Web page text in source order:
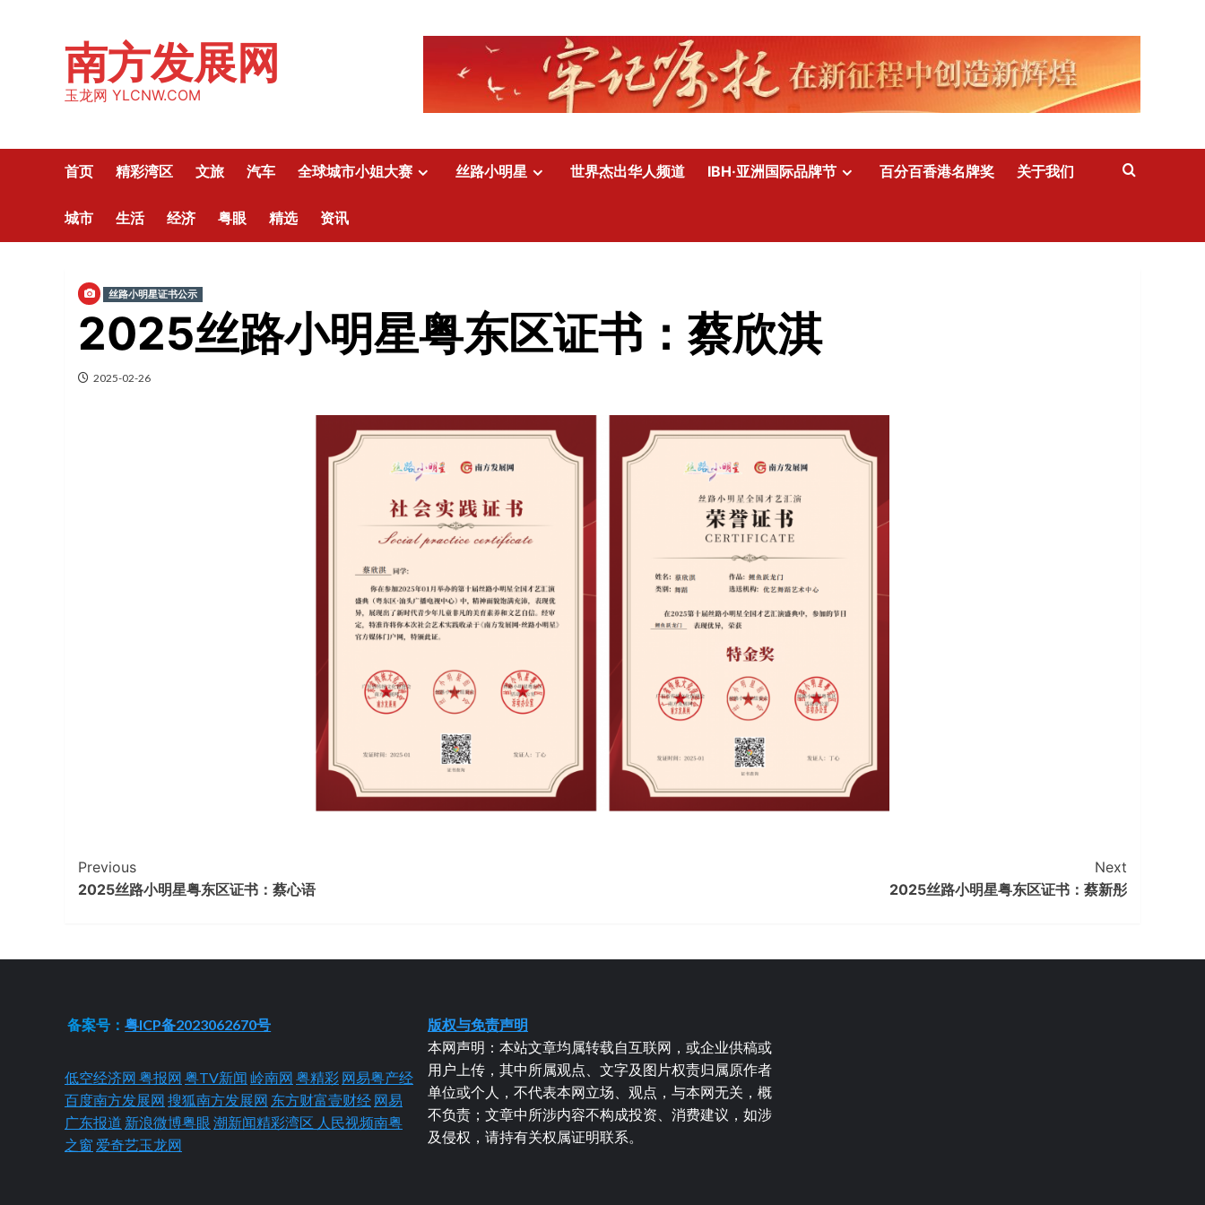
南方发展网
玉龙网 YLCNW.COM
首页 精彩湾区 文旅 汽车 全球城市小姐大赛 丝路小明星 世界杰出华人频道 IBH·亚洲国际品牌节 百分百香港名牌奖 关于我们
城市 生活 经济 粤眼 精选 资讯
丝路小明星证书公示
2025丝路小明星粤东区证书：蔡欣淇
2025-02-26
Continue
Reading
Previous
2025丝路小明星粤东区证书：蔡心语
Next
2025丝路小明星粤东区证书：蔡新彤
备案号：粤ICP备2023062670号
低空经济网 粤报网 粤TV新闻 岭南网 粤精彩 网易粤产经
百度南方发展网 搜狐南方发展网 东方财富壹财经 网易
广东报道 新浪微博粤眼 潮新闻精彩湾区 人民视频南粤
之窗 爱奇艺玉龙网
版权与免责声明
本网声明：本站文章均属转载自互联网，或企业供稿或
用户上传，其中所属观点、文字及图片权责归属原作者
单位或个人，不代表本网立场、观点，与本网无关，概
不负责；文章中所涉内容不构成投资、消费建议，如涉
及侵权，请持有关权属证明联系。